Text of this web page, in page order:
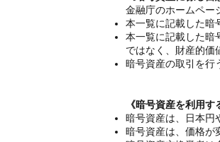
金融庁のホームペー
本一覧に記載した暗
本一覧に記載した暗
ではなく、財産的価
暗号資産の取引を行
《暗号資産を利用す
暗号資産は、日本円
暗号資産は、価格が